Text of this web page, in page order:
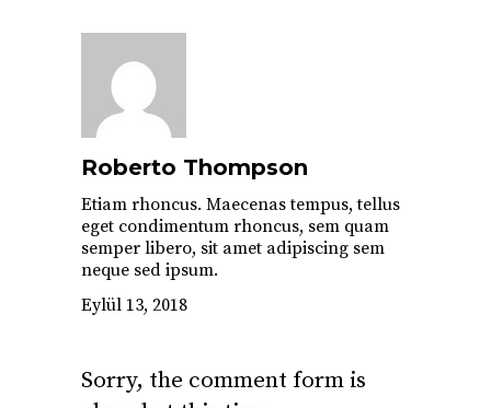
Roberto Thompson
Etiam rhoncus. Maecenas tempus, tellus
eget condimentum rhoncus, sem quam
semper libero, sit amet adipiscing sem
neque sed ipsum.
Eylül 13, 2018
Sorry, the comment form is